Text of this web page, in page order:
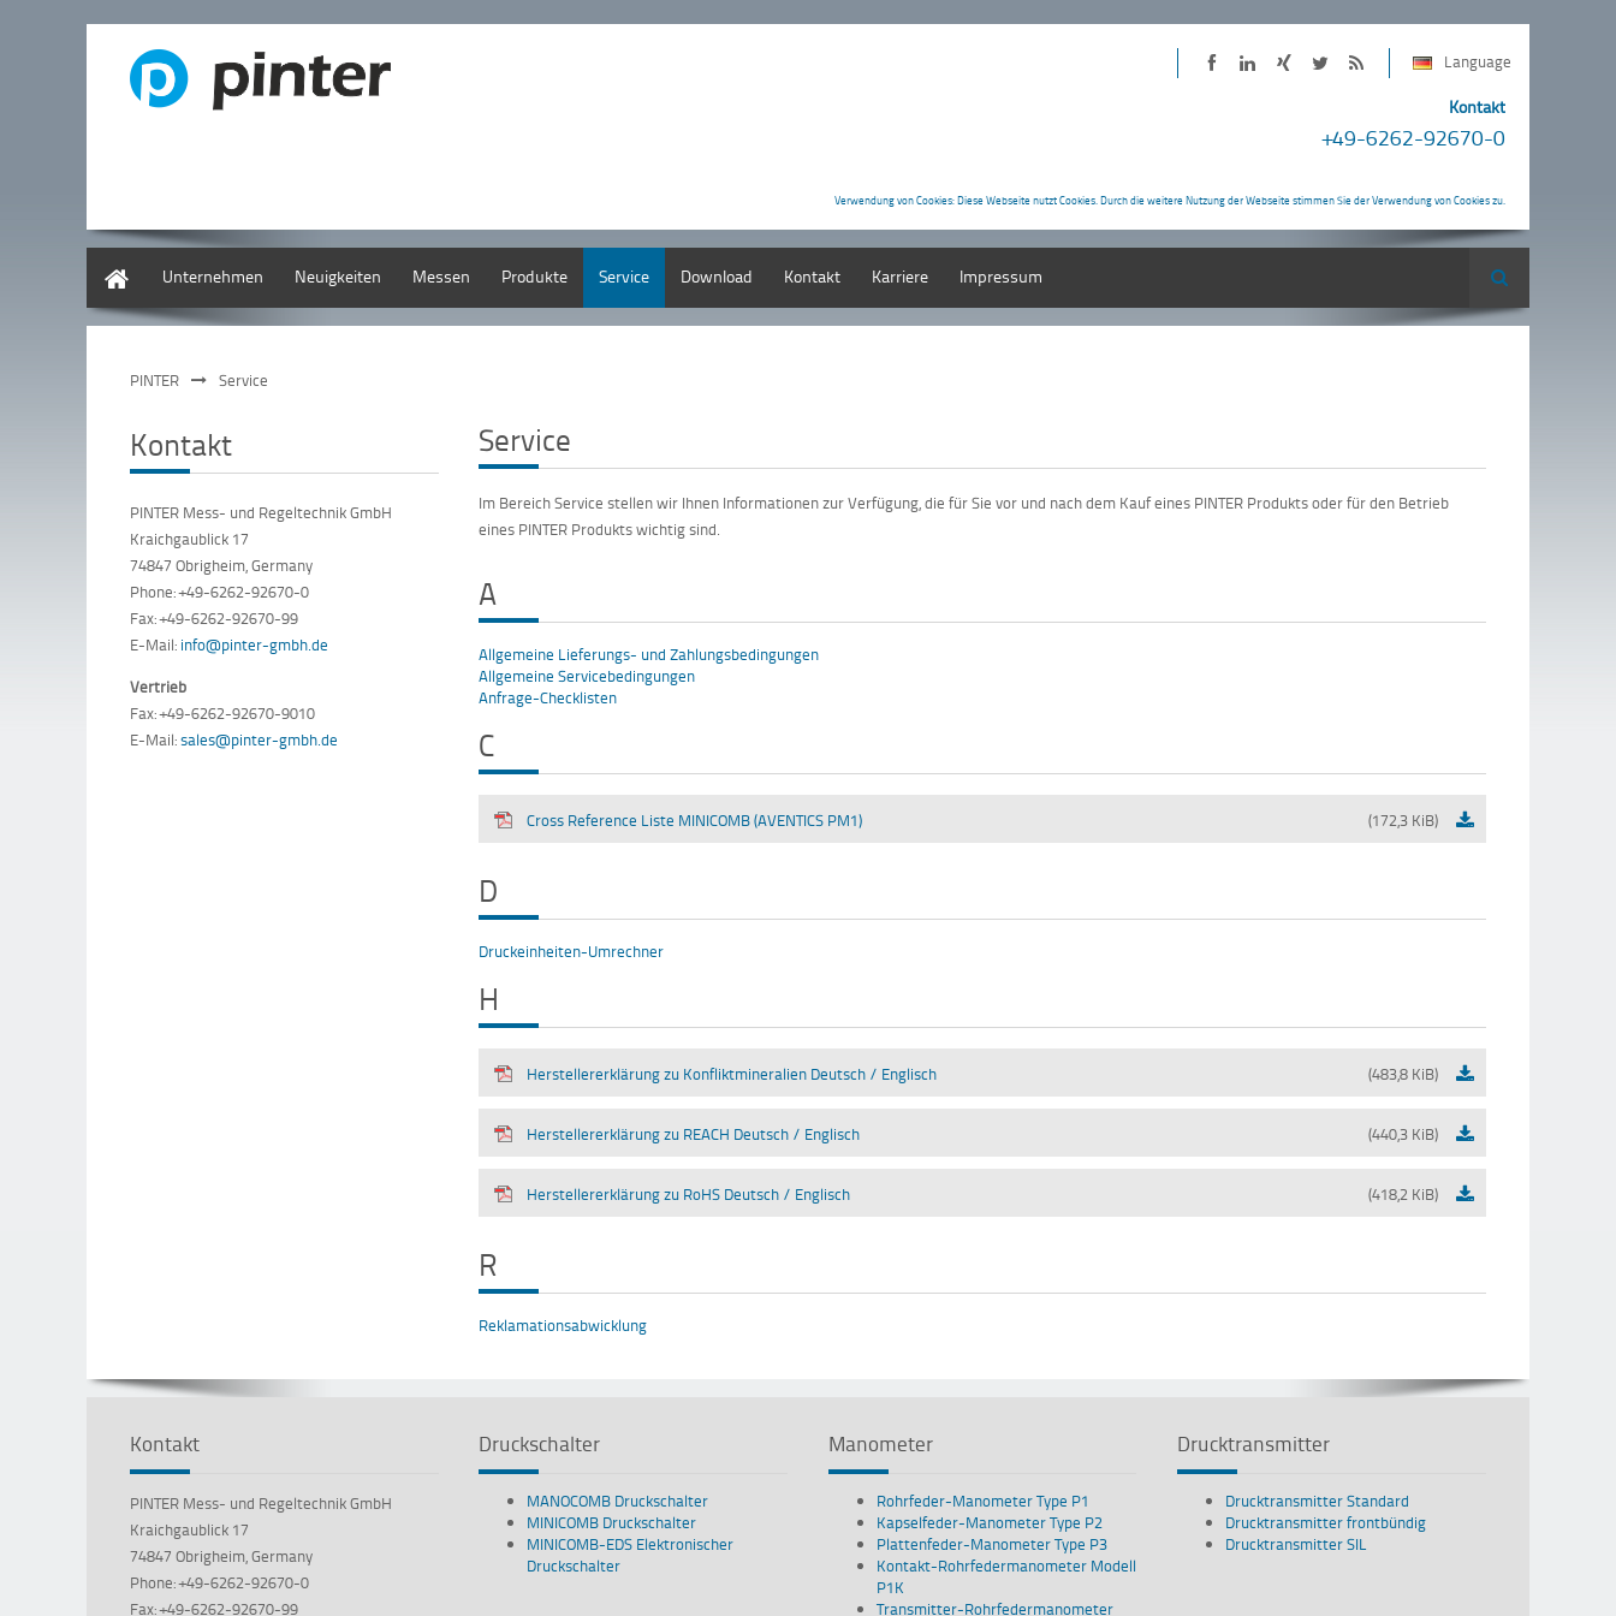
Language
beiNeuigkeiten
RSS-
Feed
Kontakt
+49-6262-92670-0
Verwendung von Cookies: Diese Webseite nutzt Cookies. Durch die weitere Nutzung der Webseite stimmen Sie der Verwendung von Cookies zu.
Unternehmen Neuigkeiten Messen Produkte Service Download Kontakt Karriere Impressum Suche
PINTER Service
Service
Im Bereich Service stellen wir Ihnen Informationen zur Verfügung, die für Sie vor und nach dem Kauf eines PINTER Produkts oder für den Betrieb
eines PINTER Produkts wichtig sind.
A
Allgemeine Lieferungs- und Zahlungsbedingungen
Allgemeine Servicebedingungen
Anfrage-Checklisten
C
Cross Reference Liste MINICOMB (AVENTICS PM1) (172,3 KiB)
D
Druckeinheiten-Umrechner
H
Herstellererklärung zu Konfliktmineralien Deutsch / Englisch (483,8 KiB)
Herstellererklärung zu REACH Deutsch / Englisch (440,3 KiB)
Herstellererklärung zu RoHS Deutsch / Englisch (418,2 KiB)
R
Reklamationsabwicklung
Kontakt
PINTER Mess- und Regeltechnik GmbH
Kraichgaublick 17
74847 Obrigheim, Germany
Phone: +49-6262-92670-0
Fax: +49-6262-92670-99
E-Mail: info@pinter-gmbh.de
Vertrieb
Fax: +49-6262-92670-9010
E-Mail:sales@pinter-gmbh.de
Kontakt
PINTER Mess- und Regeltechnik GmbH
Kraichgaublick 17
74847 Obrigheim, Germany
Phone: +49-6262-92670-0
Fax: +49-6262-92670-99
Druckschalter
MANOCOMB Druckschalter
MINICOMB Druckschalter
MINICOMB-EDS Elektronischer
Druckschalter
Manometer
Rohrfeder-Manometer Type P1
Kapselfeder-Manometer Type P2
Plattenfeder-Manometer Type P3
Kontakt-Rohrfedermanometer Modell
P1K
Transmitter-Rohrfedermanometer
Drucktransmitter
Drucktransmitter Standard
Drucktransmitter frontbündig
Drucktransmitter SIL